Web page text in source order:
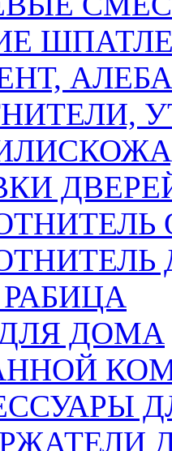
ДОМА